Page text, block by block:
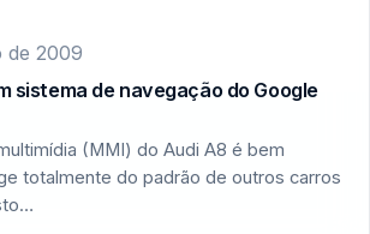
de 2009
sistema de navegação do Google
(MMI) do Audi A8 é bem
totalmente do padrão de outros carros